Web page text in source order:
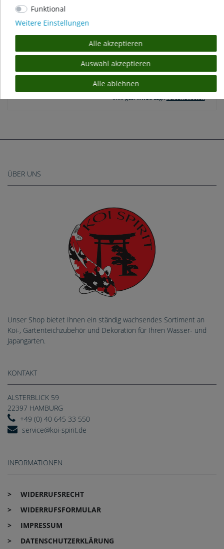
T-STÜCK 45° - Ø 90 MM
35,00 € *
In den Warenkorb
*inkl. ges. MwSt.zzgl.Versandkosten
ÜBER UNS
Unser Shop bietet Ihnen ein ständig wachsendes Sortiment an
Koi-, Gartenteichzubehör und Dekoration für Ihren Wasser- und
Japangarten.
KONTAKT
ALSTERBLICK 59
22397 HAMBURG
+49 (0) 40 645 33 550
service@koi-spirit.de
INFORMATIONEN
WIDERRUFS­RECHT
WIDERRUFS­FORMULAR
IMPRESSUM
DATEN­SCHUTZ­ERKLÄRUNG
Funktional
Weitere Einstellungen
Alle akzeptieren
Auswahl akzeptieren
Alle ablehnen